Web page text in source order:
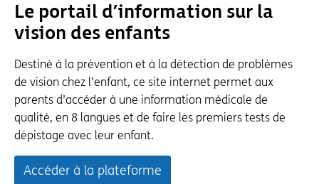
Le portail d’information sur la
vision des enfants
Destiné à la prévention et à la détection de problèmes
de vision chez l’enfant, ce site internet permet aux
parents d’accéder à une information médicale de
qualité, en 8 langues et de faire les premiers tests de
dépistage avec leur enfant.
Accéder à la plateforme